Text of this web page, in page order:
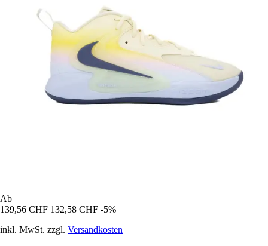
Ab
139,56 CHF 132,58 CHF -5%
inkl. MwSt. zzgl. Versandkosten